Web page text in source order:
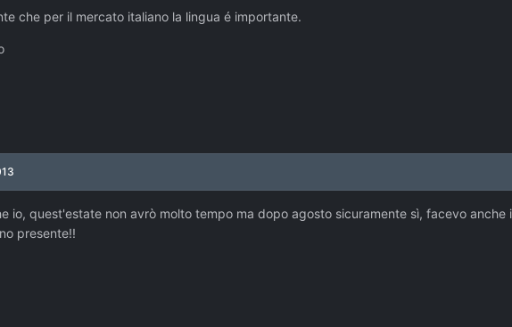
che per il mercato italiano la lingua é importante.
io, quest'estate non avrò molto tempo ma dopo agosto sicuramente sì, facevo
presente!!